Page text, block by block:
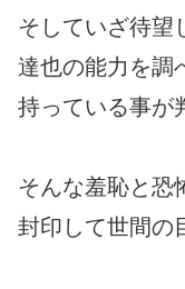
そしていざ待望
達也の能力を調
持っている事が
そんな羞恥と恐
封印して世間の